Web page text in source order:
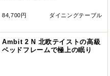
84,700円 ダイニングテーブル
Ambit 2 N 北欧テイストの高級
ベッドフレームで極上の眠り